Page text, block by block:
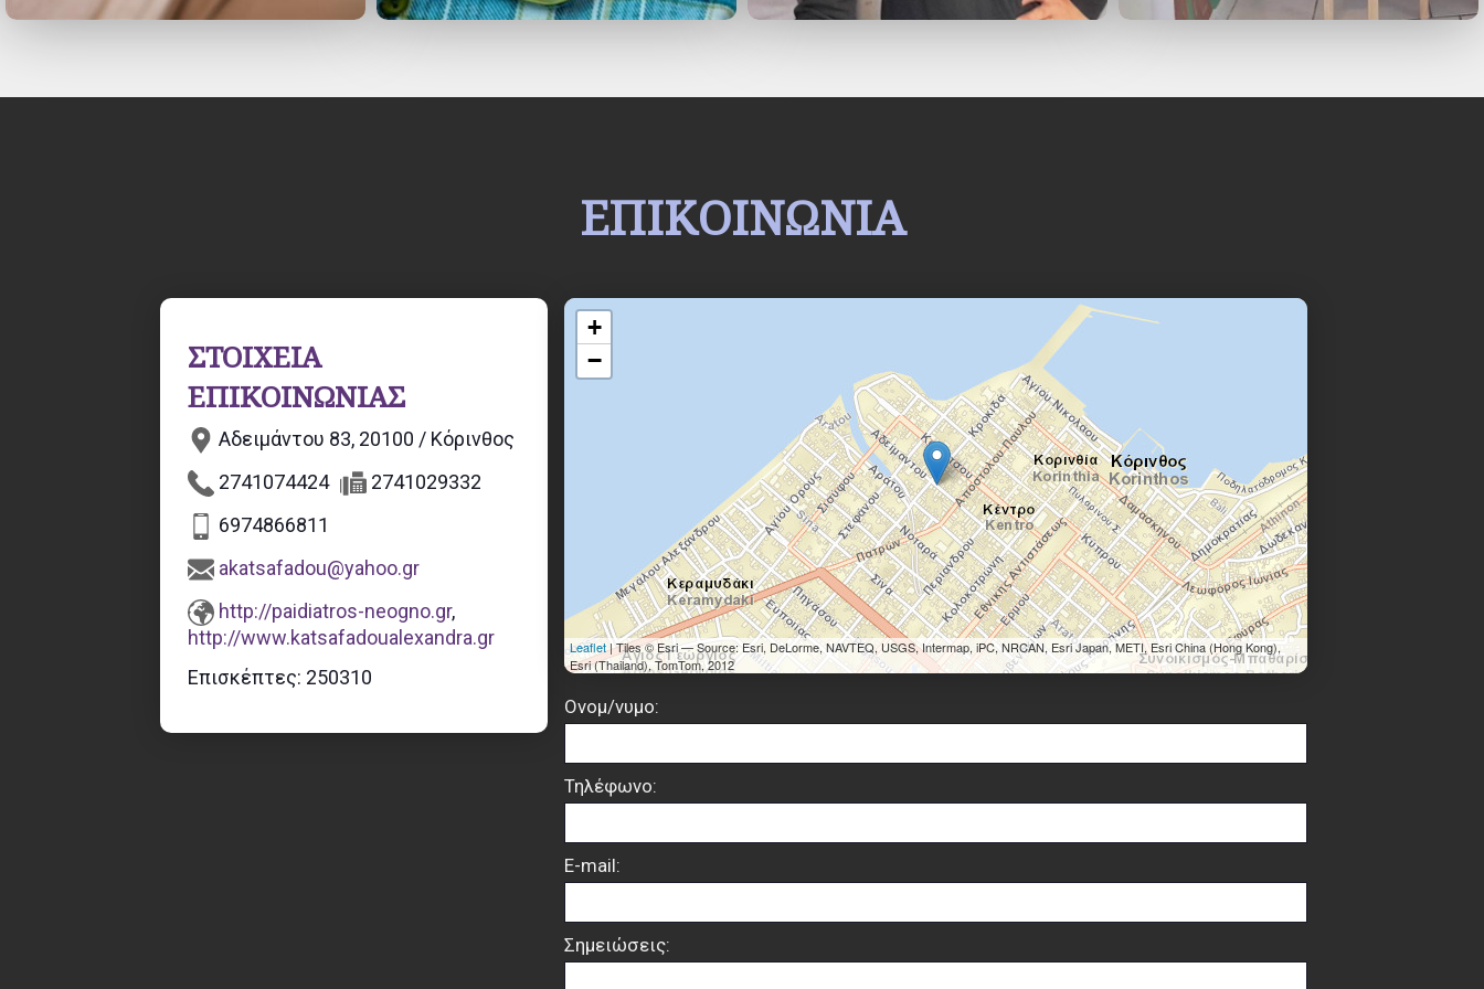
Σπιρομέτρησηγια διάγνωση και παρακολούθηση παιδιών με βρογχικό άσθμα.
Εκτίμηση ικτέρου, λήψη χολερυθρίνης.
ΕΠΙΚΟΙΝΩΝΙΑ
ΣΤΟΙΧΕΙΑ
ΕΠΙΚΟΙΝΩΝΙΑΣ
Αδειμάντου 83, 20100 / Κόρινθος
2741074424
2741029332
6974866811
akatsafadou@yahoo.gr
http://paidiatros-neogno.gr,
http://www.katsafadoualexandra.gr
Επισκέπτες: 250310
+
−
Leaflet| Tiles © Esri — Source: Esri, DeLorme, NAVTEQ, USGS, Intermap, iPC, NRCAN, Esri Japan, METI, Esri China (Hong Kong),
Esri (Thailand), TomTom, 2012
Ονομ/νυμο:
Τηλέφωνο:
E-mail:
Σημειώσεις: